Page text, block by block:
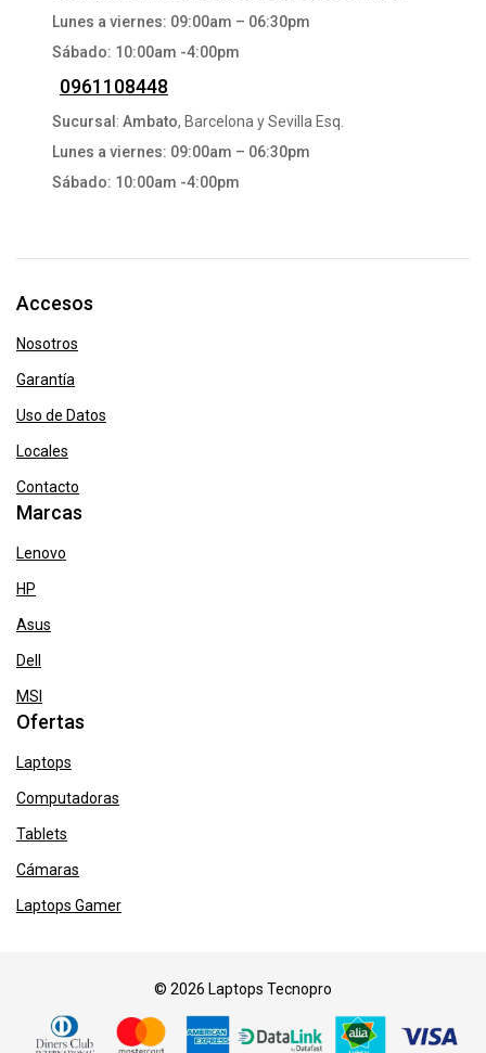
Lunes a viernes: 09:00am – 06:30pm
Sábado: 10:00am -4:00pm
0961108448
Sucursal :Ambato, Barcelona y Sevilla Esq.
Lunes a viernes: 09:00am – 06:30pm
Sábado: 10:00am -4:00pm
Accesos
Nosotros
Garantía
Uso de Datos
Locales
Contacto
Marcas
Lenovo
HP
Asus
Dell
MSI
Ofertas
Laptops
Computadoras
Tablets
Cámaras
Laptops Gamer
© 2026 Laptops Tecnopro